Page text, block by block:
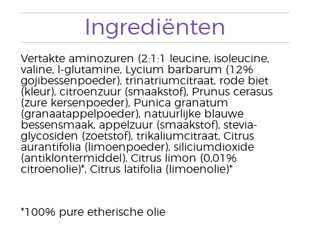
Ingrediënten
Vertakte aminozuren (2:1:1 leucine, isoleucine,
valine, l-glutamine, Lycium barbarum (12%
gojibessenpoeder), trinatriumcitraat, rode biet
(kleur), citroenzuur (smaakstof), Prunus cerasus
(zure kersenpoeder), Punica granatum
(granaatappelpoeder), natuurlijke blauwe
bessensmaak, appelzuur (smaakstof), stevia-
glycosiden (zoetstof), trikaliumcitraat, Citrus
aurantifolia (limoenpoeder), siliciumdioxide
(antiklontermiddel), Citrus limon (0,01%
citroenolie)*, Citrus latifolia (limoenolie)*
*100% pure etherische olie